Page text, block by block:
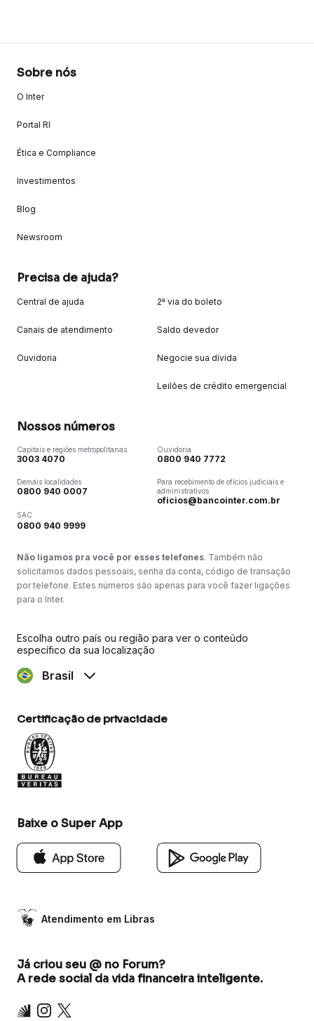
Sobre nós
O Inter
Portal RI
Ética e Compliance
Investimentos
Blog
Newsroom
Precisa de ajuda?
Central de ajuda
Canais de atendimento
Ouvidoria
2ª via do boleto
Saldo devedor
Negocie sua dívida
Leilões de crédito emergencial
Nossos números
Capitais e regiões metropolitanas
3003 4070
Demais localidades
0800 940 0007
SAC
0800 940 9999
Ouvidoria
0800 940 7772
Para recebimento de ofícios judiciais e
administrativos
oficios@bancointer.com.br
Não ligamos pra você por esses telefones. Também não
solicitamos dados pessoais, senha da conta, código de transação
por telefone. Estes números são apenas para você fazer ligações
para o Inter.
Escolha outro país ou região para ver o conteúdo
específico da sua localização
Brasil
Certificação de privacidade
Baixe o Super App
Atendimento em Libras
Já criou seu @ no Forum?
A rede social da vida financeira inteligente.
Inter Instagram
X